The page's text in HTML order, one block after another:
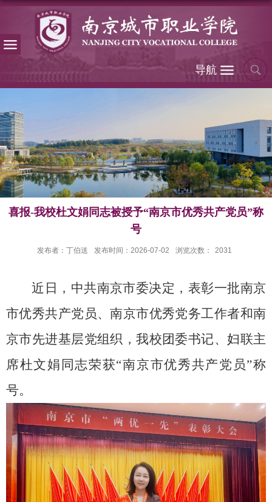
导航
喜报-我校杜文娟同志被授予“南京市优秀共产党员”称
号
发布者：丁伯送 发布时间：2026-07-02 浏览次数： 2031
近日，中共南京市委决定，表彰一批南京
市优秀共产党员、南京市优秀党务工作者和南
京市先进基层党组织，我校团委书记、妇联主
席杜文娟同志荣获“南京市优秀共产党员”称
号。